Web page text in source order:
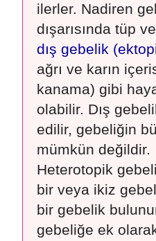
ilerler. Nadiren
dışarısında tüp
dış gebelik
ağrı ve karın
kanama) gibi
olabilir. Dış
edilir, gebeliğin
mümkün değildir.
Heterotopik
bir veya ikiz
bir gebelik
gebeliğe ek